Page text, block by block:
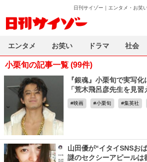
日刊サイゾー｜エンタメ・お笑
小栗旬の記事一覧 (99件)
『銀魂』小栗旬で実写化
「荒木飛呂彦先生を見習
映画 小栗旬 集英社
山田優が“イタイSNSお
謎のセクシーアピールは
エンタメ お笑い ドラマ 社会